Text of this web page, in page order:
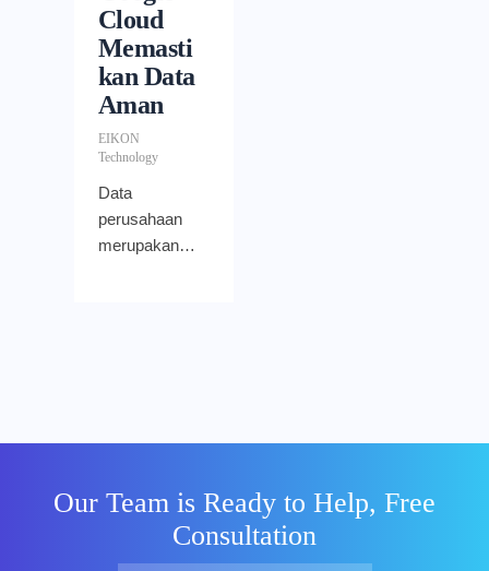
Cloud
Memasti
kan Data
Aman
EIKON
Technology
Data
perusahaan
merupakan
keamanannya
. Agar lebih
nyaman
Our Team is Ready to Help, Free
Consultation